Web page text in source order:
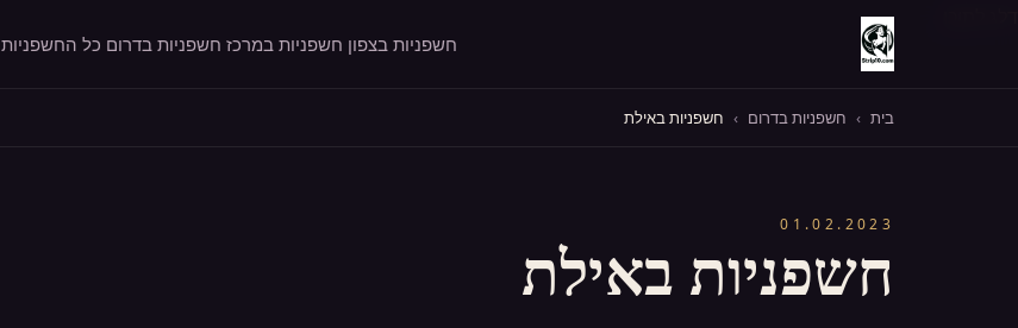
חשפניות בצפון חשפניות במרכז חשפניות בדרום כל החשפניות
בית › חשפניות בדרום › חשפניות באילת
01.02.2023
חשפניות באילת